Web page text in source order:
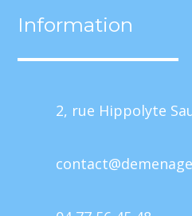
Information
2, rue Hippolyte